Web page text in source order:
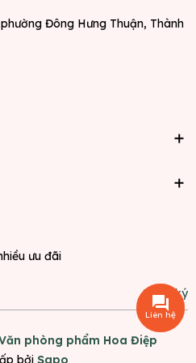
Đông Hưng Thuận, Thành
ưu đãi
Đăng ký
phòng phẩm Hoa Điệp
bởi Sapo
Liên hệ